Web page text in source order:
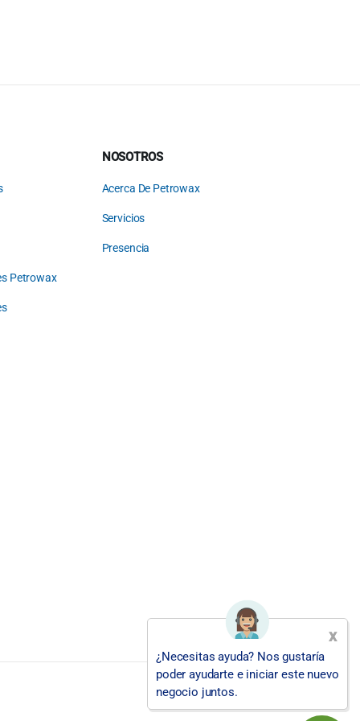
Petrowax
NOSOTROS
Acerca De Petrowax
Servicios
Presencia
x
¿Necesitas ayuda? Nos gustaría
poder ayudarte e iniciar este nuevo
negocio juntos.